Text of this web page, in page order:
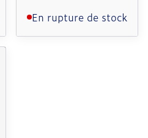
En rupture de stock